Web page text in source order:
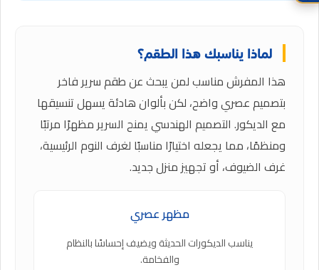
لماذا يناسبك هذا الطقم؟
هذا المفرش مناسب لمن يبحث عن طقم سرير فاخر
بتصميم عصري واضح، لكن بألوان هادئة يسهل تنسيقها
مع الديكور. التصميم الهندسي يمنح السرير مظهرًا مرتبًا
ومنظمًا، مما يجعله اختيارًا مناسبًا لغرف النوم الرئيسية،
غرف الضيوف، أو تجهيز منزل جديد.
مظهر عصري
يناسب الديكورات الحديثة ويضيف إحساسًا بالنظام
والفخامة.